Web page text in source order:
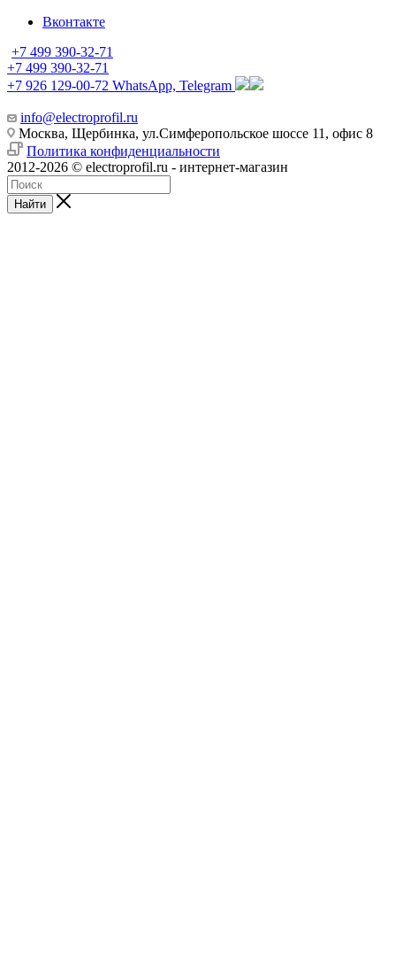
Вконтакте
+7 499 390-32-71
+7 499 390-32-71
+7 926 129-00-72 WhatsApp, Telegram
info@electroprofil.ru
Москва, Щербинка, ул.Симферопольское шоссе 11, офис 8
Политика конфиденциальности
2012-2026 © electroprofil.ru - интернет-магазин
Найти